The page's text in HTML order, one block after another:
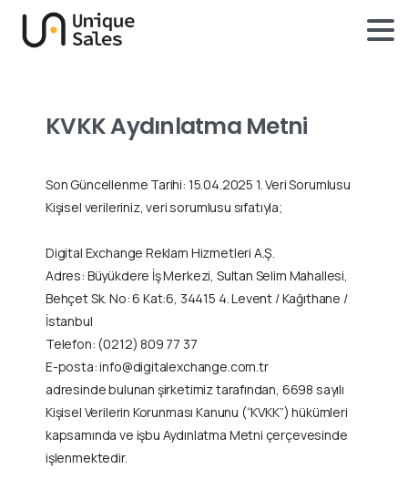
KVKKAydınlatma Metni
Son Güncellenme Tarihi: 15.04.2025 1. Veri Sorumlusu
Kişisel verileriniz, veri sorumlusu sıfatıyla;
Digital Exchange Reklam Hizmetleri A.Ş.
Adres: Büyükdere İş Merkezi, Sultan Selim Mahallesi,
Behçet Sk. No: 6 Kat:6, 34415 4. Levent / Kağıthane /
İstanbul
Telefon: (0212) 809 77 37
E-posta: info@digitalexchange.com.tr
adresinde bulunan şirketimiz tarafından, 6698 sayılı
Kişisel Verilerin Korunması Kanunu (“KVKK”) hükümleri
kapsamında ve işbu Aydınlatma Metni çerçevesinde
işlenmektedir.